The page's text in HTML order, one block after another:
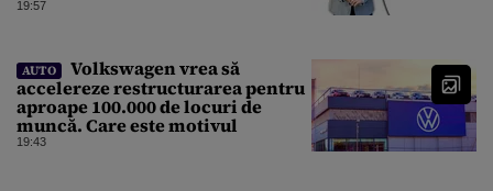
combaterea infecţiilor
19:57
AUTO
Volkswagen vrea să
accelereze restructurarea pentru
aproape 100.000 de locuri de
muncă. Care este motivul
19:43